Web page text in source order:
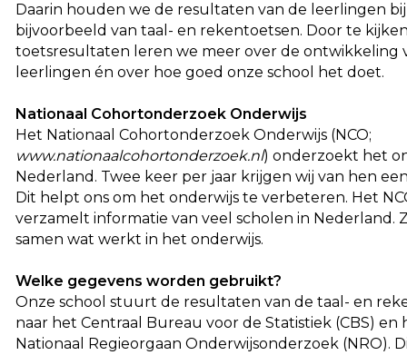
Daarin houden we de resultaten van de leerlingen
bijvoorbeeld van taal- en rekentoetsen. Door te
toetsresultaten leren we meer over de ontwikkeling
leerlingen én over hoe goed onze school het doet.
Nationaal Cohortonderzoek Onderwijs
Het Nationaal Cohortonderzoek Onderwijs (NCO;
www.nationaalcohortonderzoek.nl) onderzoekt het
Nederland. Twee keer per jaar krijgen wij van hen
Dit helpt ons om het onderwijs te verbeteren. Het
verzamelt informatie van veel scholen in Nederland.
samen wat werkt in het onderwijs.
Welke gegevens worden gebruikt?
Onze school stuurt de resultaten van de taal- en
naar het Centraal Bureau voor de Statistiek (CBS) en
Nationaal Regieorgaan Onderwijsonderzoek (NRO).